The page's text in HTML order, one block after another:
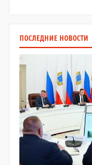
ПОСЛЕДНИЕ НОВОСТИ